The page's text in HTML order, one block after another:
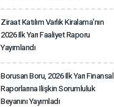
Ziraat Katılım Varlık Kiralama'nın
2026 Ilk Yarı Faaliyet Raporu
Yayımlandı
Borusan Boru, 2026 Ilk Yarı Finansal
Raporlarına Ilişkin Sorumluluk
Beyanını Yayımladı